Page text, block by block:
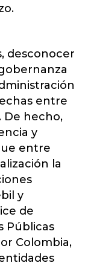
desconocer
entre
De hecho,
y
entre
la
y
de
Públicas
Colombia,